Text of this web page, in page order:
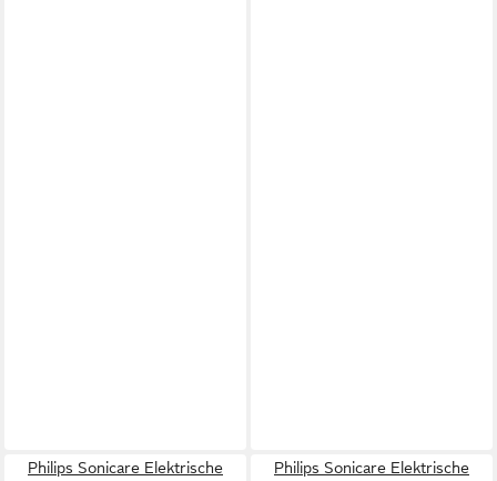
Philips Sonicare Elektrische
Philips Sonicare Elektrische